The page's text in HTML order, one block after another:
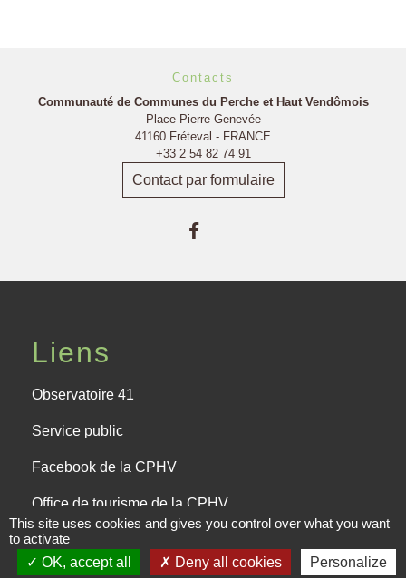
Contacts
Communauté de Communes du Perche et Haut Vendômois
Place Pierre Genevée
41160 Fréteval - FRANCE
+33 2 54 82 74 91
Contact par formulaire
Liens
Observatoire 41
Service public
Facebook de la CPHV
Office de tourisme de la CPHV
This site uses cookies and gives you control over what you want
to activate
OK, accept all
Deny all cookies Personalize